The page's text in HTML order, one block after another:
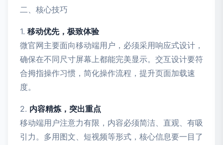
二、核心技巧
1. 移动优先，极致体验
微官网主要面向移动端用户，必须采用响应式设计，
确保在不同尺寸屏幕上都能完美显示。交互设计要符
合拇指操作习惯，简化操作流程，提升页面加载速
度。
2. 内容精炼，突出重点
移动端用户注意力有限，内容必须简洁、直观、有吸
引力。多用图文、短视频等形式，核心信息要一目了